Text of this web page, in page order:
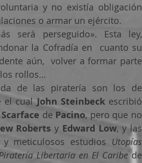
y no existía obligación
o armar un ejército.
será perseguido». Esta ley,
la Cofradía en  cuanto su
aún,  volver a formar parte
rollos…
el cual John Steinbeck
Scarface de Pacino, pero que no
Roberts y Edward Low, y las
meticulosos estudios Utopías
Libertaria en El Caribe